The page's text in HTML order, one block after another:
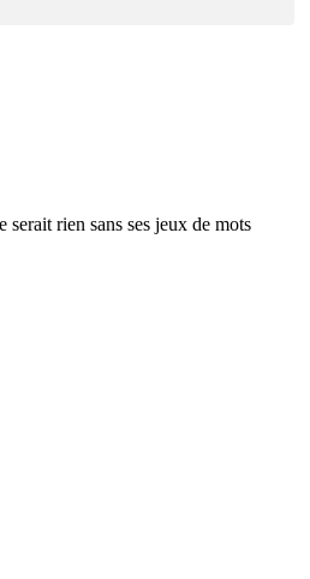
rien sans ses jeux de mots